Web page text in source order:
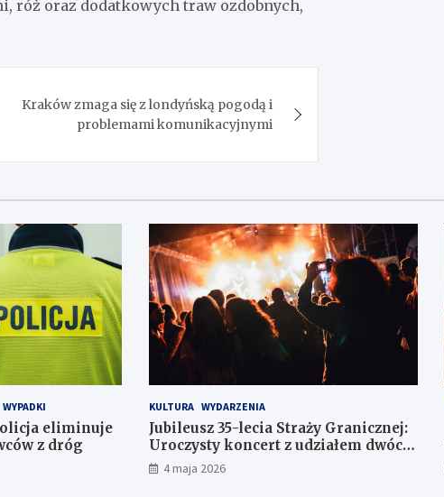
róż oraz dodatkowych traw ozdobnych,
Kraków zmaga się z londyńską pogodą i
problemami komunikacyjnymi
WYPADKI
eliminuje
z dróg
KULTURA WYDARZENIA
Jubileusz 35-lecia Straży Granicznej:
Uroczysty koncert z udziałem dwóch
orkiestr
4 maja 2026